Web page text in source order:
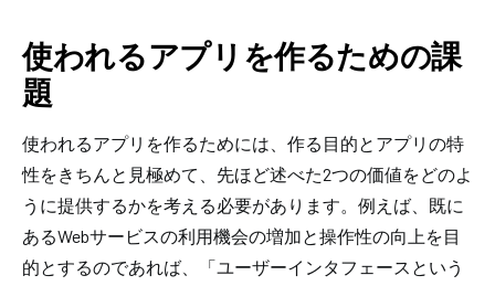
使われるアプリを作るための課
題
使われるアプリを作るためには、作る目的とアプリの特
性をきちんと見極めて、先ほど述べた2つの価値をどのよ
うに提供するかを考える必要があります。例えば、既に
あるWebサービスの利用機会の増加と操作性の向上を目
的とするのであれば、「ユーザーインタフェースという